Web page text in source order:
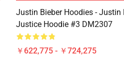
Justin Bieber Hoodies - Justin
Justice Hoodie #3 DM2307
￥622,775 - ￥724,275